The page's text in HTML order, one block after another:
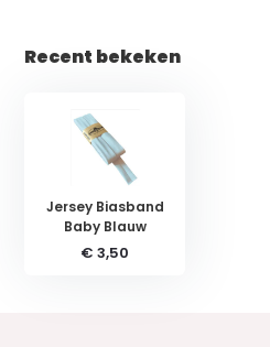
Recent bekeken
Jersey Biasband
Baby Blauw
€ 3,50